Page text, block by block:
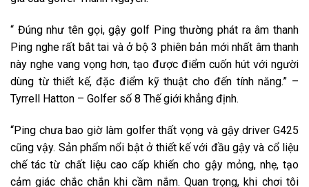
“ Đúng như tên gọi, gậy golf Ping thường phát ra âm thanh
Ping nghe rất bắt tai và ở bộ 3 phiên bản mới nhất âm thanh
này nghe vang vọng hơn, tạo được điểm cuốn hút với người
dùng từ thiết kế, đặc điểm kỹ thuật cho đến tính năng.” –
Tyrrell Hatton – Golfer số 8 Thế giới khẳng định.
“Ping chưa bao giờ làm golfer thất vọng và gậy driver G425
cũng vậy. Sản phẩm nổi bật ở thiết kế với đầu gậy và cổ liệu
chế tác từ chất liệu cao cấp khiến cho gậy mỏng, nhẹ, tạo
cảm giác chắc chắn khi cầm nắm. Quan trọng, khi chơi tôi